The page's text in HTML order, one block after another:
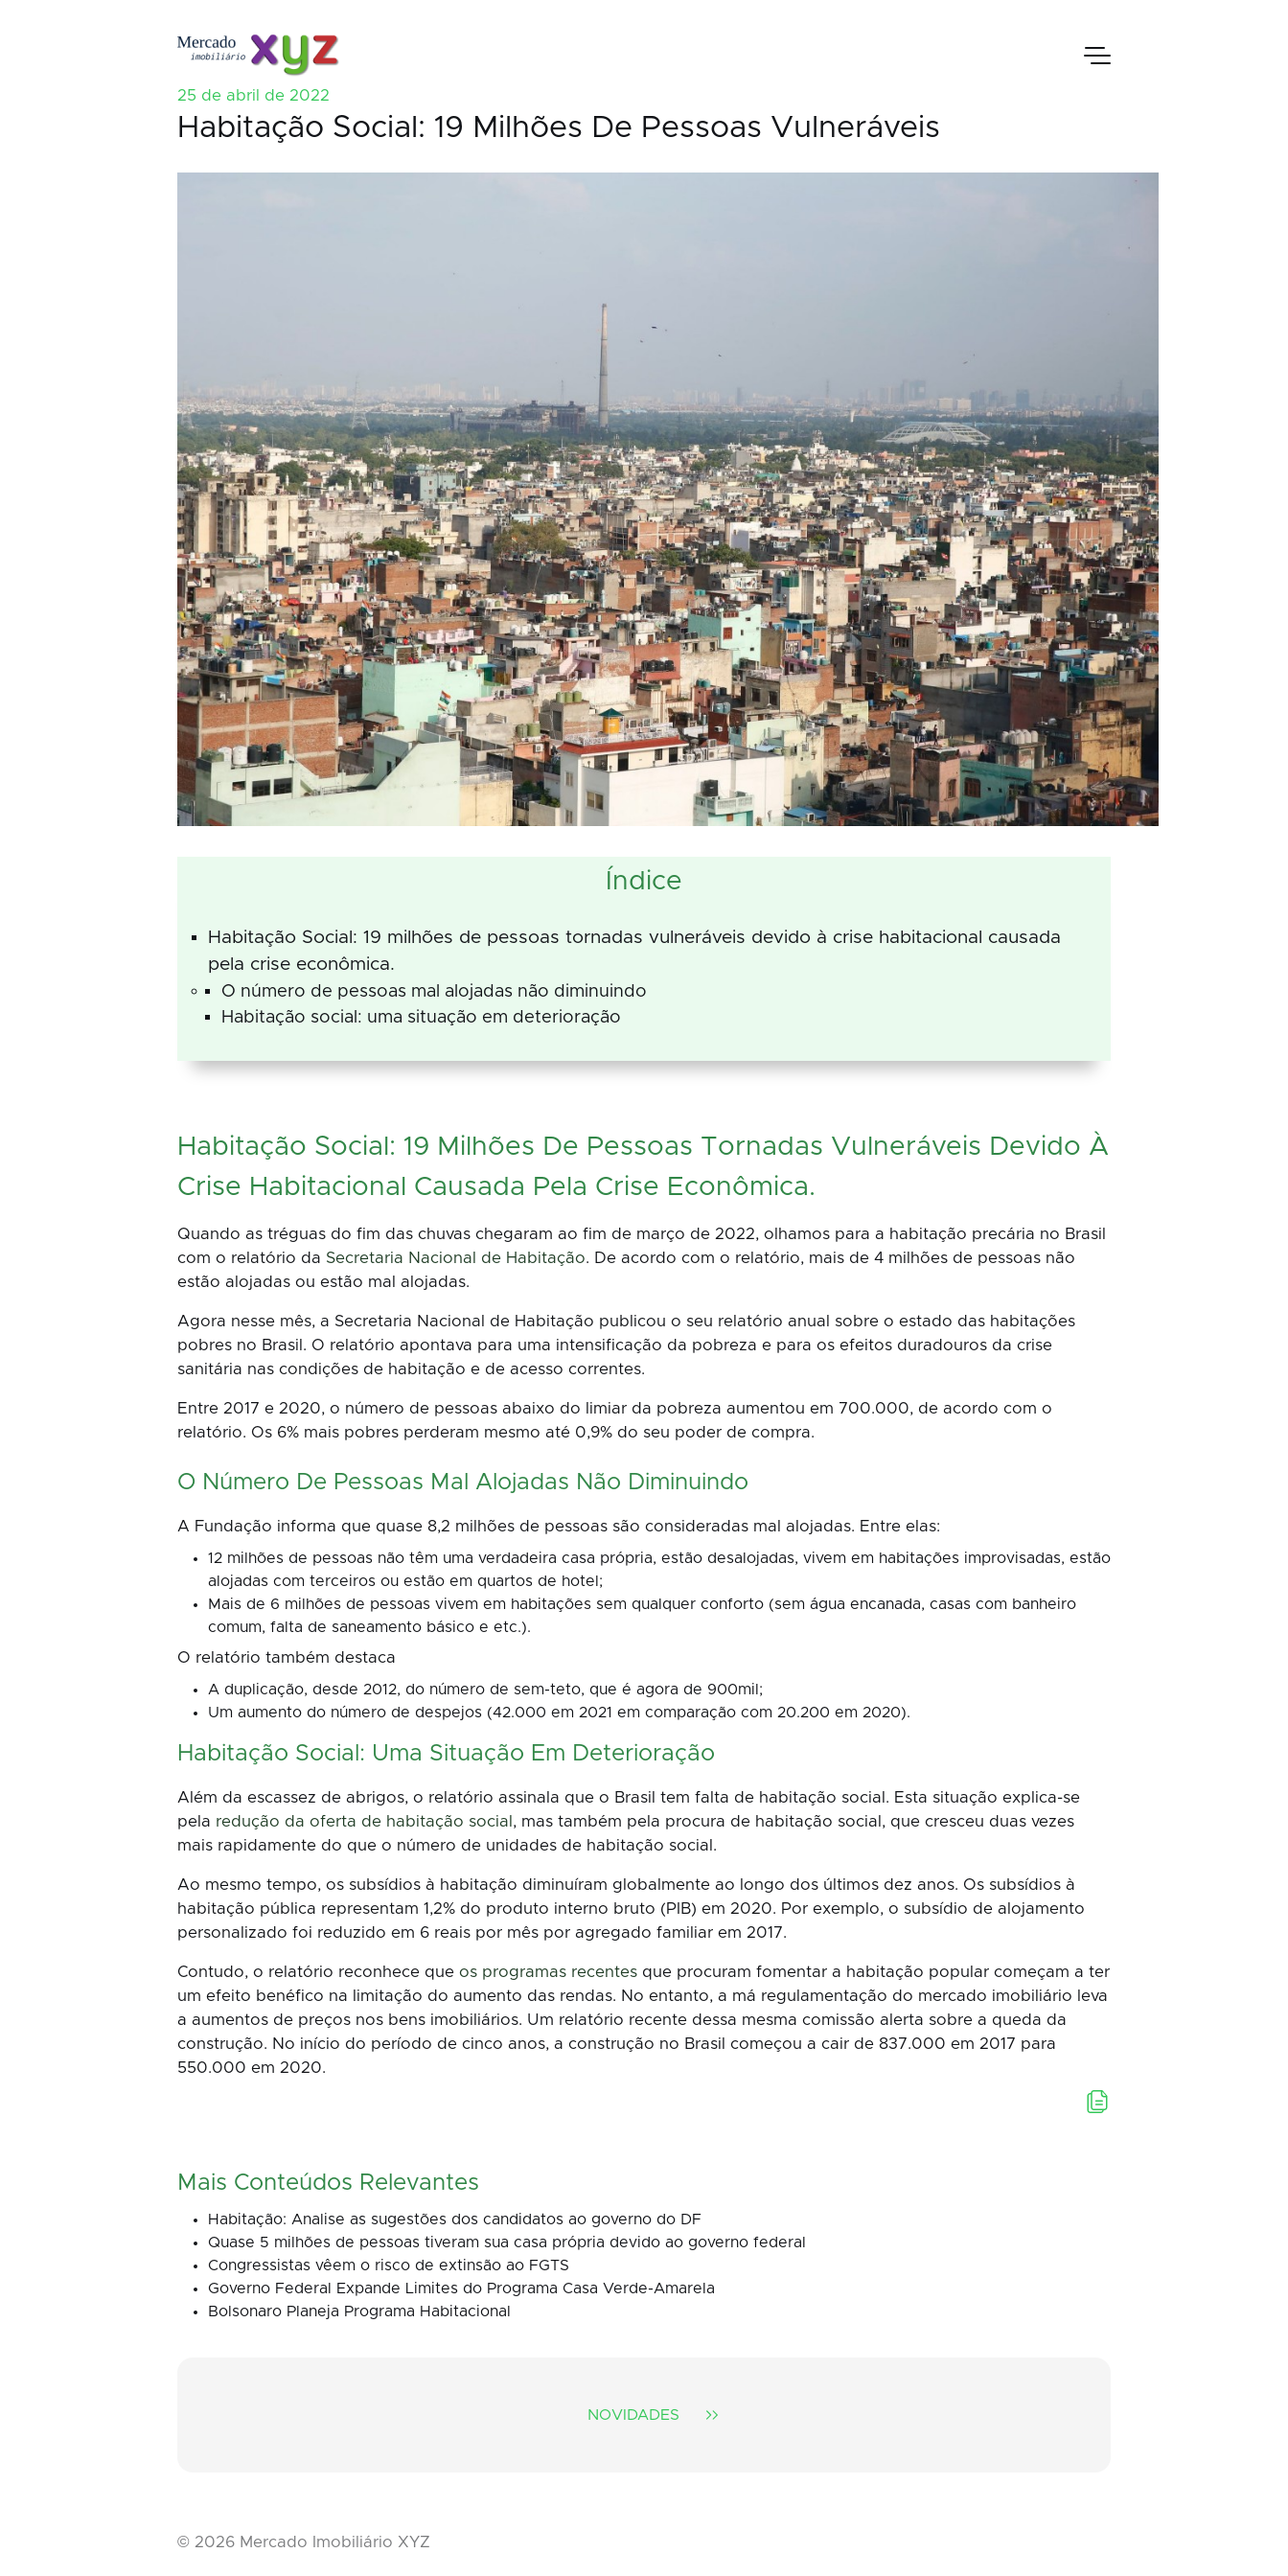
25 de abril de 2022
Habitação Social: 19 Milhões De Pessoas Vulneráveis
Índice
Habitação Social: 19 milhões de pessoas tornadas vulneráveis devido à crise habitacional causada
pela crise econômica.
O número de pessoas mal alojadas não diminuindo
Habitação social: uma situação em deterioração
Habitação Social: 19 Milhões De Pessoas Tornadas Vulneráveis Devido À
Crise Habitacional Causada Pela Crise Econômica.
Quando as tréguas do fim das chuvas chegaram ao fim de março de 2022, olhamos para a habitação precária no Brasil
com o relatório da Secretaria Nacional de Habitação. De acordo com o relatório, mais de 4 milhões de pessoas não
estão alojadas ou estão mal alojadas.
Agora nesse mês, a Secretaria Nacional de Habitação publicou o seu relatório anual sobre o estado das habitações
pobres no Brasil. O relatório apontava para uma intensificação da pobreza e para os efeitos duradouros da crise
sanitária nas condições de habitação e de acesso correntes.
Entre 2017 e 2020, o número de pessoas abaixo do limiar da pobreza aumentou em 700.000, de acordo com o
relatório. Os 6% mais pobres perderam mesmo até 0,9% do seu poder de compra.
O Número De Pessoas Mal Alojadas Não Diminuindo
A Fundação informa que quase 8,2 milhões de pessoas são consideradas mal alojadas. Entre elas:
12 milhões de pessoas não têm uma verdadeira casa própria, estão desalojadas, vivem em habitações improvisadas, estão
alojadas com terceiros ou estão em quartos de hotel;
Mais de 6 milhões de pessoas vivem em habitações sem qualquer conforto (sem água encanada, casas com banheiro
comum, falta de saneamento básico e etc.).
O relatório também destaca
A duplicação, desde 2012, do número de sem-teto, que é agora de 900mil;
Um aumento do número de despejos (42.000 em 2021 em comparação com 20.200 em 2020).
Habitação Social: Uma Situação Em Deterioração
Além da escassez de abrigos, o relatório assinala que o Brasil tem falta de habitação social. Esta situação explica-se
pela redução da oferta de habitação social , mas também pela procura de habitação social, que cresceu duas vezes
mais rapidamente do que o número de unidades de habitação social.
Ao mesmo tempo, os subsídios à habitação diminuíram globalmente ao longo dos últimos dez anos. Os subsídios à
habitação pública representam 1,2% do produto interno bruto (PIB) em 2020. Por exemplo, o subsídio de alojamento
personalizado foi reduzido em 6 reais por mês por agregado familiar em 2017.
Contudo, o relatório reconhece que os programas recentes que procuram fomentar a habitação popular começam a ter
um efeito benéfico na limitação do aumento das rendas. No entanto, a má regulamentação do mercado imobiliário leva
a aumentos de preços nos bens imobiliários. Um relatório recente dessa mesma comissão alerta sobre a queda da
construção. No início do período de cinco anos, a construção no Brasil começou a cair de 837.000 em 2017 para
550.000 em 2020.
Mais Conteúdos Relevantes
Habitação: Analise as sugestões dos candidatos ao governo do DF
Quase 5 milhões de pessoas tiveram sua casa própria devido ao governo federal
Congressistas vêem o risco de extinsão ao FGTS
Governo Federal Expande Limites do Programa Casa Verde-Amarela
Bolsonaro Planeja Programa Habitacional
NOVIDADES
© 2026 Mercado Imobiliário XYZ